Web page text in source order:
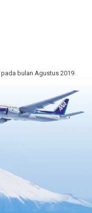
bulan Agustus 2019.